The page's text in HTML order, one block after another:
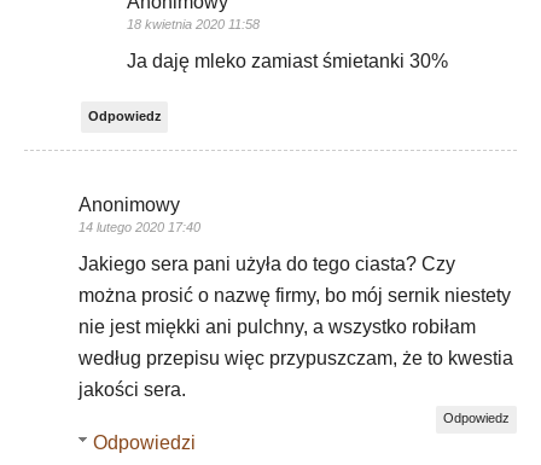
18 kwietnia 2020 11:58
Ja daję mleko zamiast śmietanki 30%
Odpowiedz
Anonimowy
14 lutego 2020 17:40
Jakiego sera pani użyła do tego ciasta? Czy
można prosić o nazwę firmy, bo mój sernik niestety
nie jest miękki ani pulchny, a wszystko robiłam
według przepisu więc przypuszczam, że to kwestia
jakości sera.
Odpowiedz
Odpowiedzi